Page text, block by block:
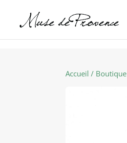
Accueil / Boutique